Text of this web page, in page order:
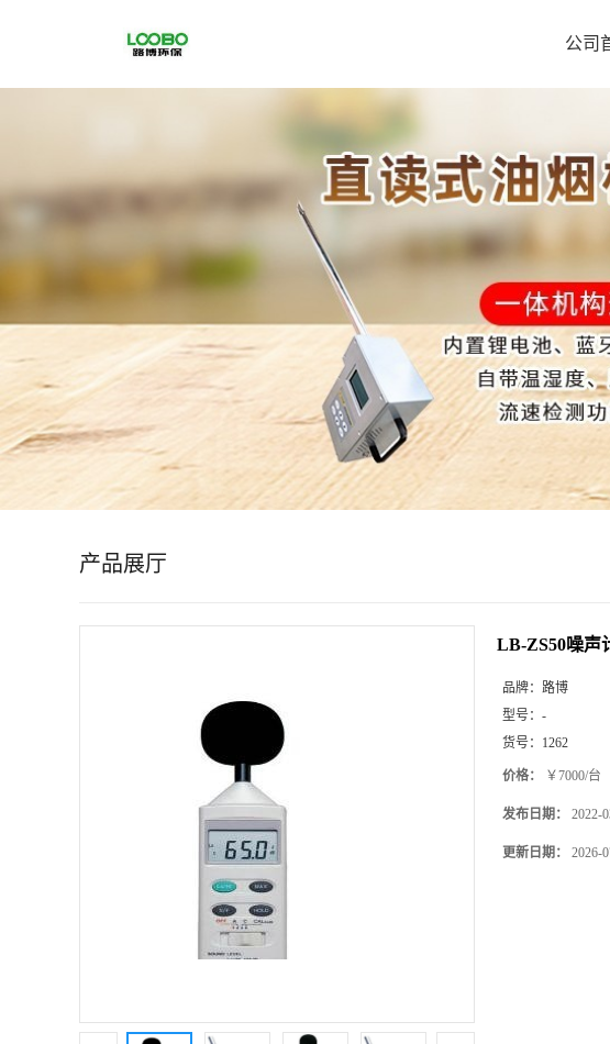
首
公司
产品展厅
LB-ZS50噪声
品牌： 路博
型号： -
货号： 1262
价格： ￥7000/台
发布日期： 2022-
更新日期： 2026-